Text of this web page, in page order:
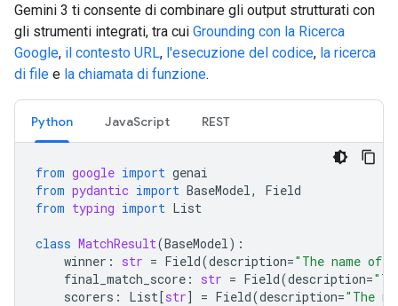
Gemini 3 ti consente di combinare gli output strutturati con
gli strumenti integrati, tra cui Grounding con la Ricerca
Google, il contesto URL, l'esecuzione del codice, la ricerca
di file e la chiamata di funzione.
Python JavaScript REST
from google import genai
from pydantic import BaseModel,
Field
from typing import List
class MatchResult(BaseModel):
winner : str = Field(description="The name of
final_match_score : str = Field(description=
scorers : List[str] = Field(description="The